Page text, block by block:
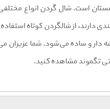
است. شال گردن انواع
دارند، از شالگردن کوتاه
دار و ساده می‌شود. شما عزیزان
تگموند مشاهده کنید.